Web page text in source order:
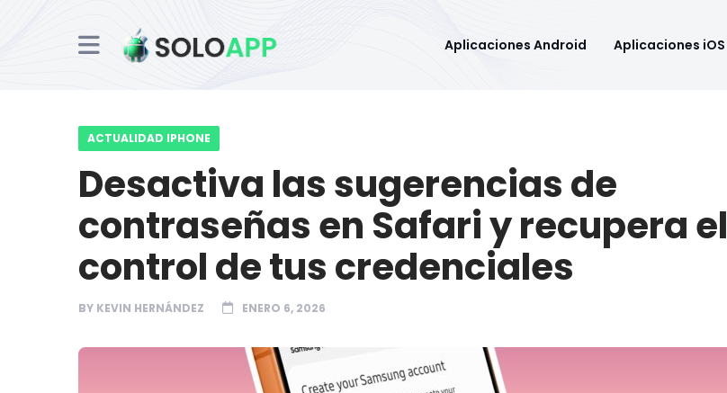
Aplicaciones Android Aplicaciones iOS
ACTUALIDAD IPHONE
Desactiva las sugerencias de
contraseñas en Safari y recupera el
control de tus credenciales
BY KEVIN HERNÁNDEZ ENERO 6, 2026